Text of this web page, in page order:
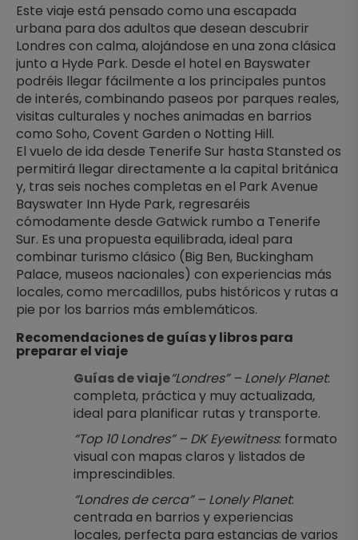
Este viaje está pensado como una escapada
urbana para dos adultos que desean descubrir
Londres con calma, alojándose en una zona clásica
junto a Hyde Park. Desde el hotel en Bayswater
podréis llegar fácilmente a los principales puntos
de interés, combinando paseos por parques reales,
visitas culturales y noches animadas en barrios
como Soho, Covent Garden o Notting Hill.
El vuelo de ida desde Tenerife Sur hasta Stansted os
permitirá llegar directamente a la capital británica
y, tras seis noches completas en el Park Avenue
Bayswater Inn Hyde Park, regresaréis
cómodamente desde Gatwick rumbo a Tenerife
Sur. Es una propuesta equilibrada, ideal para
combinar turismo clásico (Big Ben, Buckingham
Palace, museos nacionales) con experiencias más
locales, como mercadillos, pubs históricos y rutas a
pie por los barrios más emblemáticos.
Recomendaciones de guías y libros para
preparar el viaje
Guías de viaje“Londres” – Lonely Planet:
completa, práctica y muy actualizada,
ideal para planificar rutas y transporte.
“Top 10 Londres” – DK Eyewitness: formato
visual con mapas claros y listados de
imprescindibles.
“Londres de cerca” – Lonely Planet:
centrada en barrios y experiencias
locales, perfecta para estancias de varios